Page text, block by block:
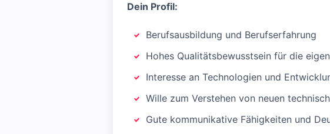
Dein Profil:
Berufsausbildung und Berufserfahrung
Hohes Qualitätsbewusstsein für die
Interesse an Technologien und
Wille zum Verstehen von neuen
Gute kommunikative Fähigkeiten und